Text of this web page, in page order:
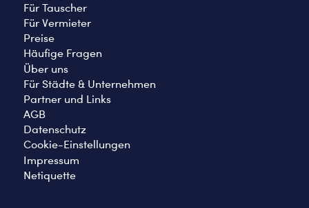
Für Tauscher
Für Vermieter
Preise
Häufige Fragen
Über uns
Für Städte & Unternehmen
Partner und Links
AGB
Datenschutz
Cookie-Einstellungen
Impressum
Netiquette